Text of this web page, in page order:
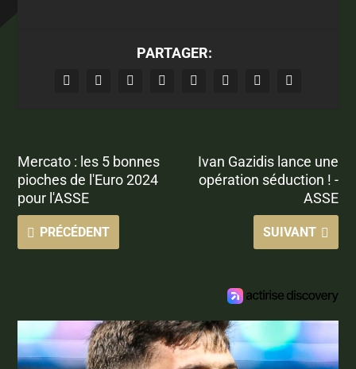
PARTAGER:
Mercato : les 5 bonnes
pioches de l'Euro 2024
pour l'ASSE
PRÉCÉDENT
Ivan Gazidis lance une
opération séduction ! -
ASSE
SUIVANT